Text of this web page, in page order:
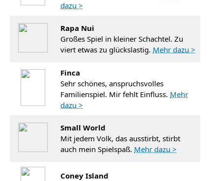
dazu >
Rapa Nui
Großes Spiel in kleiner Schachtel. Zu
viert etwas zu glückslastig. Mehr dazu >
Finca
Sehr schönes, anspruchsvolles
Familienspiel. Mir fehlt Einfluss. Mehr
dazu >
Small World
Mit jedem Volk, das ausstirbt, stirbt
auch mein Spielspaß. Mehr dazu >
Coney Island